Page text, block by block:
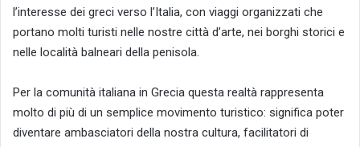
l’interesse dei greci verso l’Italia, con viaggi organizzati che
portano molti turisti nelle nostre città d’arte, nei borghi storici e
nelle località balneari della penisola.
Per la comunità italiana in Grecia questa realtà rappresenta
molto di più di un semplice movimento turistico: significa poter
diventare ambasciatori della nostra cultura, facilitatori di